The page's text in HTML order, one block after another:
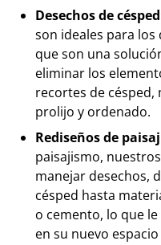
Desechos de
son ideales para los
que son una
eliminar los
recortes de
prolijo y ordenado.
Rediseños de
paisajismo,
manejar desechos,
césped hasta
o cemento, lo que
en su nuevo